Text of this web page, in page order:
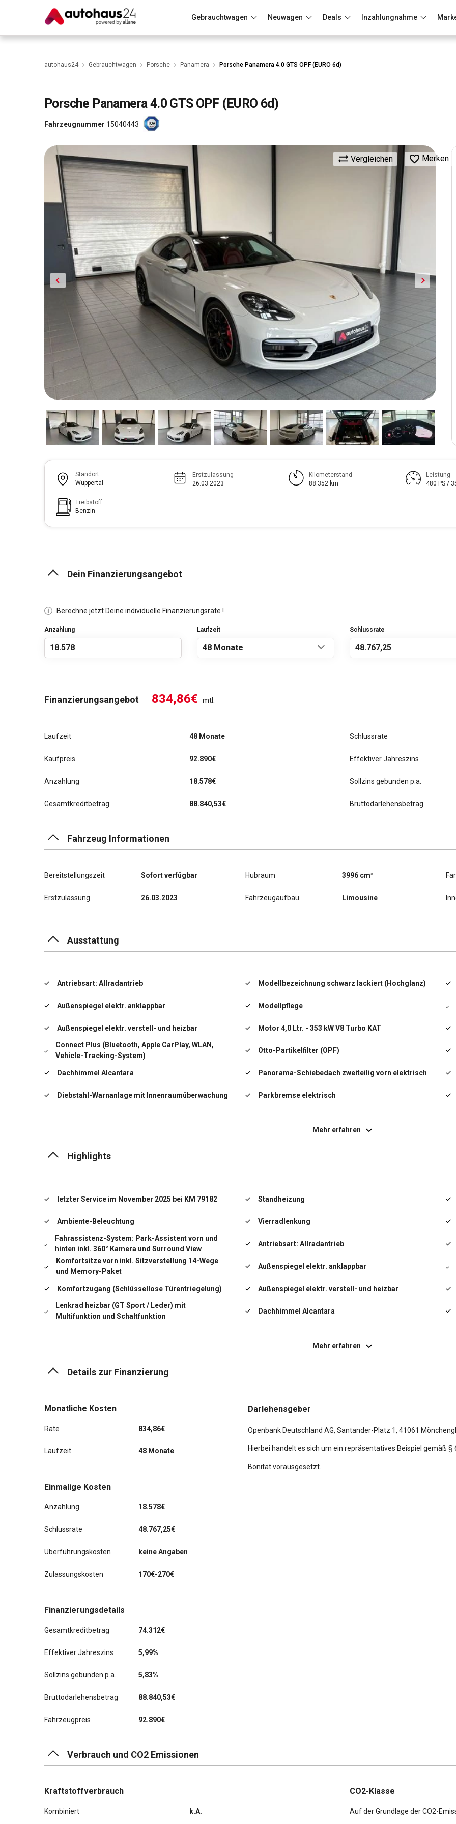
Gebrauchtwagen Neuwagen Deals Inzahlungnahme
Wir bewerten dein AutoRund um die Inzahlungnahme
autohaus24 Gebrauchtwagen Porsche Panamera Porsche Panamera 4.0 GTS OPF (EURO 6d)
Porsche Panamera 4.0 GTS OPF (EURO 6d)
Fahrzeugnummer 15040443
Vergleichen Merken
Standort
Wuppertal
Erstzulassung
26.03.2023
Kilometerstand
88.352 km
Leistung
480 PS /
Treibstoff
Benzin
Dein Finanzierungsangebot
Berechne jetzt Deine individuelle Finanzierungsrate !
Anzahlung Laufzeit Schlussrate
Finanzierungsangebot 834,86€ mtl.
Laufzeit 48 Monate
Kaufpreis 92.890€
Anzahlung 18.578€
Gesamtkreditbetrag 88.840,53€
Schlussrate
Effektiver Jahreszins
Sollzins gebunden p.a.
Bruttodarlehensbetrag
Fahrzeug Informationen
Bereitstellungszeit Sofort verfügbar
Erstzulassung 26.03.2023
Hubraum 3996 cm³
Fahrzeugaufbau Limousine
Ausstattung
Antriebsart: Allradantrieb
Außenspiegel elektr. anklappbar
Außenspiegel elektr. verstell- und heizbar
Connect Plus (Bluetooth, Apple CarPlay, WLAN,
Vehicle-Tracking-System)
Dachhimmel Alcantara
Diebstahl-Warnanlage mit Innenraumüberwachung
Fahrassistenz-System: Spurhalteassistent
Heckklappe mit automatischem Öffnungs- und
Schließsystem
Heckleuchten Exclusiv Design
Innenraumfilter: Aktivkohlefilter (Geruchsfilter)
Klimaautomatik 2-Zonen
Knieairbag
Kopf-Airbag-System (Curtain-Airbag)
Modellbezeichnung schwarz lackiert (Hochglanz)
Modellpflege
Motor 4,0 Ltr. - 353 kW V8 Turbo KAT
Otto-Partikelfilter (OPF)
Panorama-Schiebedach zweiteilig vorn elektrisch
Parkbremse elektrisch
Sonnenblenden mit Spiegel (beleuchtet)
Start/Stop-Anlage
Tagfahrlicht 4-Punkt-LED
Uni-Lackierung
Mehr erfahren
Highlights
letzter Service im November 2025 bei KM 79182
Ambiente-Beleuchtung
Fahrassistenz-System: Park-Assistent vorn und
hinten inkl. 360° Kamera und Surround View
Komfortsitze vorn inkl. Sitzverstellung 14-Wege
und Memory-Paket
Komfortzugang (Schlüssellose Türentriegelung)
Lenkrad heizbar (GT Sport / Leder) mit
Multifunktion und Schaltfunktion
Standheizung
Vierradlenkung
Antriebsart: Allradantrieb
Außenspiegel elektr. anklappbar
Außenspiegel elektr. verstell- und heizbar
Dachhimmel Alcantara
Schließsystem
Mehr erfahren
Details zur Finanzierung
Monatliche Kosten
Rate 834,86€
Laufzeit 48 Monate
Einmalige Kosten
Anzahlung 18.578€
Schlussrate 48.767,25€
Überführungskosten keine Angaben
Zulassungskosten 170€-270€
Finanzierungsdetails
Gesamtkreditbetrag 74.312€
Effektiver Jahreszins 5,99%
Sollzins gebunden p.a. 5,83%
Bruttodarlehensbetrag 88.840,53€
Fahrzeugpreis 92.890€
Darlehensgeber
Openbank Deutschland AG, Santander-Platz 1, 41061
Hierbei handelt es sich um ein repräsentatives Beispiel gemäß §
Bonität vorausgesetzt.
Verbrauch und CO2 Emissionen
Kraftstoffverbrauch
Kombiniert k.A.
CO2-Klasse
Auf der Grundlage der CO2-